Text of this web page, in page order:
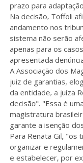
prazo para
Na decisão, Toffoli
andamento nos
sistema não serão
apenas para os
apresentada
A Associação dos
juiz de garantias,
da entidade, a juíza
decisão". "Essa é
magistratura
garante a isenção
Para Renata Gil, "os
organizar e
e estabelecer, por